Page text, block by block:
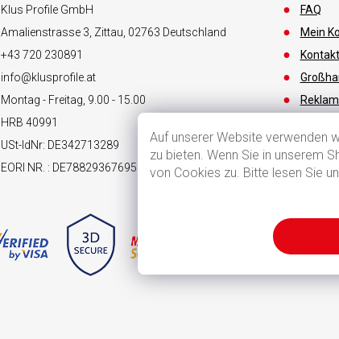
Auf unserer Website verwenden
zu bieten. Wenn Sie in unserem
von Cookies zu. Bitte lesen Sie
Klus Profile GmbH
Amalienstrasse 3, Zittau, 02763 Deutschland
+43 720 230891
info@klusprofile.at
Montag - Freitag, 9.00 - 15.00
HRB 40991
USt-IdNr: DE342713289
EORI NR. : DE7882936769563123
FAQ
Mein
Kontakt